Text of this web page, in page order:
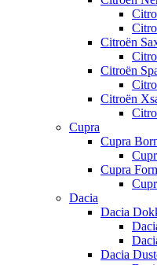
Citroën
Citroën
Citroën
Cupra
Cupra
Cupra
Dacia
Dacia
Dacia